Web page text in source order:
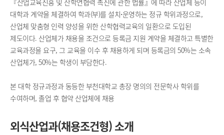
『산업교육진흥 및 산학연협력 촉진에 관한 법률』에 따라 산업체 등이
대학과 계약을 체결하여 학과(부)를 설치⋅운영하는 정규 학위과정으로,
산업체 맞춤형 인력 양성을 위한 산학협력교육의 일환으로 도입된
제도이다. 산업체가 채용을 조건으로 등록금 지원 계약을 체결하고 특별한
교육과정을 요구, 그 교육을 이수 후 채용하게 되며 등록금의 50%는 소속
산업체가, 50%는 학생이 부담한다.
본 대학 정규과정과 동등한 부천대학교 총장 명의의 전문학사 학위를
수여하며, 졸업 후 협약 산업체에 채용
외식산업과(채용조건형) 소개